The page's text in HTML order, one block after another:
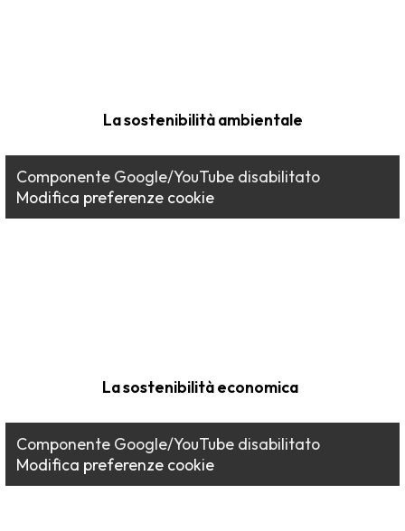
La sostenibilità ambientale
Componente Google/YouTube disabilitato
Modifica preferenze cookie
La sostenibilità economica
Componente Google/YouTube disabilitato
Modifica preferenze cookie